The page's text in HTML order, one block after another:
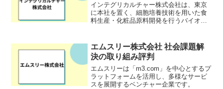
インテグリカルチャー株式会社は、東京
に本社を置く、細胞培養技術を用いた食
料生産・化粧品原料開発を行うバイオベ
おいて、日本初の培養肉生産ラインの実
証試験を2024年度か...
エムスリー株式会社 社会課題解
決の取り組み評判
エムスリーは「m3.com」を中心とするプ
ラットフォームを活用し、多様なサービ
スを展開するベンチャー企業です。